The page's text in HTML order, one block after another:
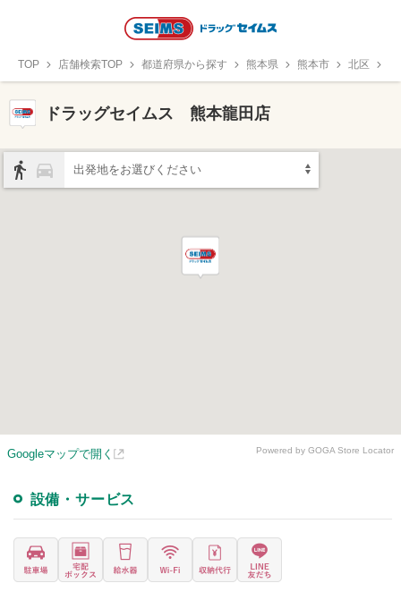
TOP 店舗検索TOP 都道府県から探す 熊本県 熊本市 北区
ドラッグセイムス 熊本龍田店
出発地をお選びください
Googleマップで開く Powered by GOGA Store Locator
設備・サービス